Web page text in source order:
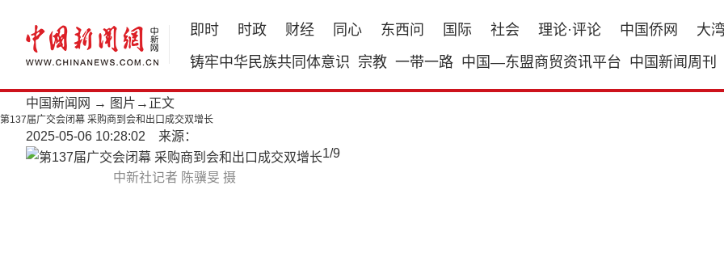
即时 时政 财经 同心 东西问 国际 社会 理论·评论 中国侨网
大
铸牢中华民族共同体意识 宗教 一带一路 中国—东盟商贸资讯平台 中国新闻周刊
中国新闻网 → 图片 →正文
第137届广交会闭幕 采购商到会和出口成交双增长
2025-05-06 10:28:02 来源：
中新社记者 陈骥旻 摄
1/9